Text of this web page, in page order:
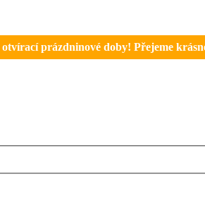
prázdninové doby! Přejeme